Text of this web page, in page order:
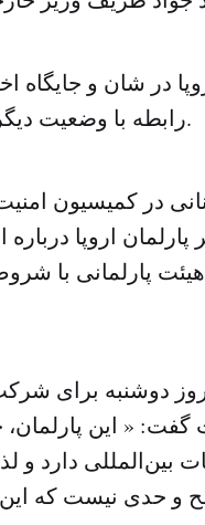
در شان و جایگاه
رابطه با وضعیت دیگر کشورها اعلام نظر کند.
در کمیسیون
اروپا
پارلمانی با
دوشنبه برای
وین شده است گفت: « این
بین‌المللی دارد و
و حدی نیست که